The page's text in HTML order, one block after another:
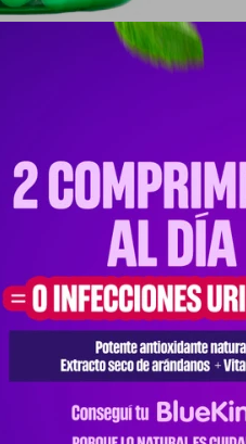
la protección y el
articulaciones. Posología:
una de las comidas
o sufre de diabetes.
de glucosamina y condroitina,
de mariscos